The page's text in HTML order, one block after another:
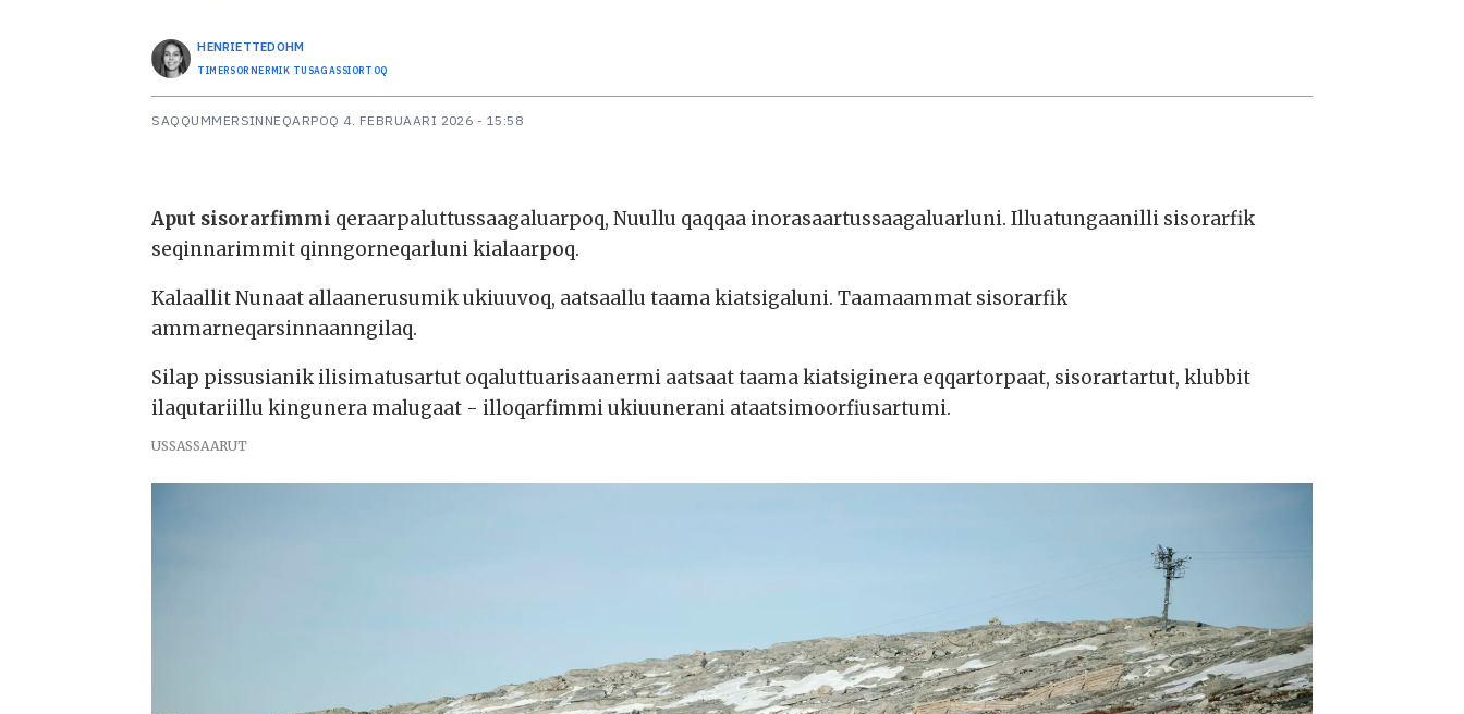
HENRIETTEDOHM
TIMERSORNERMIK TUSAGASSIORTOQ
SAQQUMMERSINNEQARPOQ 4. FEBRUAARI 2026 - 15:58
Aput sisorarfimmi qeraarpaluttussaagaluarpoq, Nuullu qaqqaa inorasaartussaagaluarluni. Illuatungaanilli sisorarfik
seqinnarimmit qinngorneqarluni kialaarpoq.
Kalaallit Nunaat allaanerusumik ukiuuvoq, aatsaallu taama kiatsigaluni. Taamaammat sisorarfik
ammarneqarsinnaanngilaq.
Silap pissusianik ilisimatusartut oqaluttuarisaanermi aatsaat taama kiatsiginera eqqartorpaat, sisorartartut, klubbit
ilaqutariillu kingunera malugaat - illoqarfimmi ukiuunerani ataatsimoorfiusartumi.
USSASSAARUT